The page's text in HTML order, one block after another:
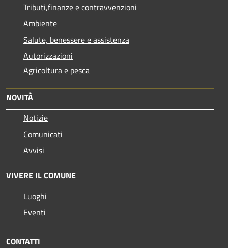
Tributi,finanze e contravvenzioni
Ambiente
Salute, benessere e assistenza
Autorizzazioni
Agricoltura e pesca
NOVITÀ
Notizie
Comunicati
Avvisi
VIVERE IL COMUNE
Luoghi
Eventi
CONTATTI